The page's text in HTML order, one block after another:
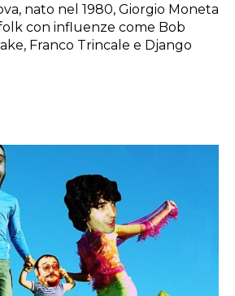
nato nel 1980, Giorgio Moneta
con influenze come Bob
Franco Trincale e Django